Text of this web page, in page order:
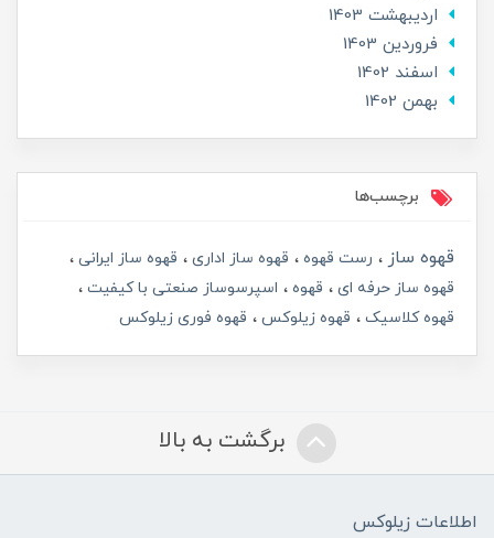
ارديبهشت 1403
فروردین 1403
اسفند 1402
بهمن 1402
برچسب‌ها
قهوه ساز رست قهوه قهوه ساز اداری
قهوه ساز ایرانی
قهوه ساز حرفه ای
قهوه
اسپرسوساز صنعتی با کیفیت
قهوه کلاسیک
قهوه زیلوکس قهوه فوری زیلوکس
برگشت به بالا
اطلاعات زیلوکس